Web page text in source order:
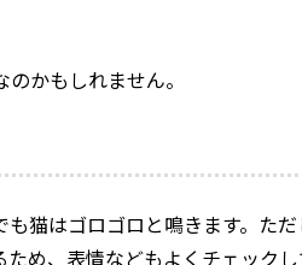
かもしれません。
猫はゴロゴロと鳴きます。た
め、表情などもよくチェック